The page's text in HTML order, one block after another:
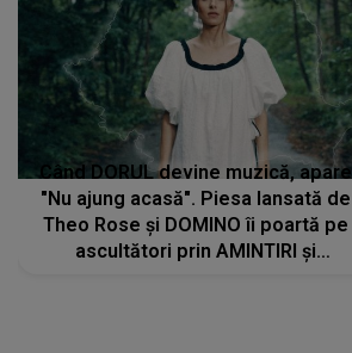
Când DORUL devine muzică, apare
"Nu ajung acasă". Piesa lansată de
Theo Rose și DOMINO îi poartă pe
ascultători prin AMINTIRI și